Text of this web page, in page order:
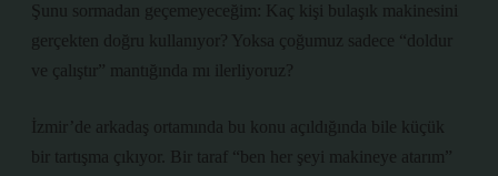
Şunu sormadan geçemeyeceğim: Kaç kişi bulaşık makinesini
gerçekten doğru kullanıyor? Yoksa çoğumuz sadece “doldur
ve çalıştır” mantığında mı ilerliyoruz?
İzmir’de arkadaş ortamında bu konu açıldığında bile küçük
bir tartışma çıkıyor. Bir taraf “ben her şeyi makineye atarım”